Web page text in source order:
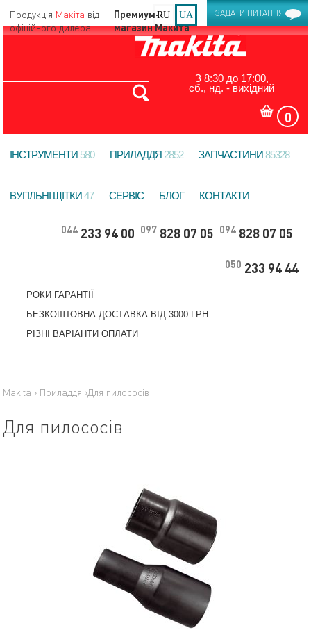
Продукція Макіта від
офіційного дилера
ЗАДАТИ ПИТАННЯ
RU UA
З 8:30 до 17:00,
сб., нд. - вихідний
0
ІНСТРУМЕНТИ 580 ПРИЛАДДЯ 2852 ЗАПЧАСТИНИ85328
ВУГІЛЬНІ ЩІТКИ47 СЕРВІС БЛОГ КОНТАКТИ
044233 94 00 097828 07 05 094828 07 05
050 233 94 44
РОКИ ГАРАНТІЇ
БЕЗКОШТОВНА ДОСТАВКА ВІД 3000 ГРН.
РІЗНІ ВАРІАНТИ ОПЛАТИ
Makita › Приладдя ›Для пилососів
Для пилососів